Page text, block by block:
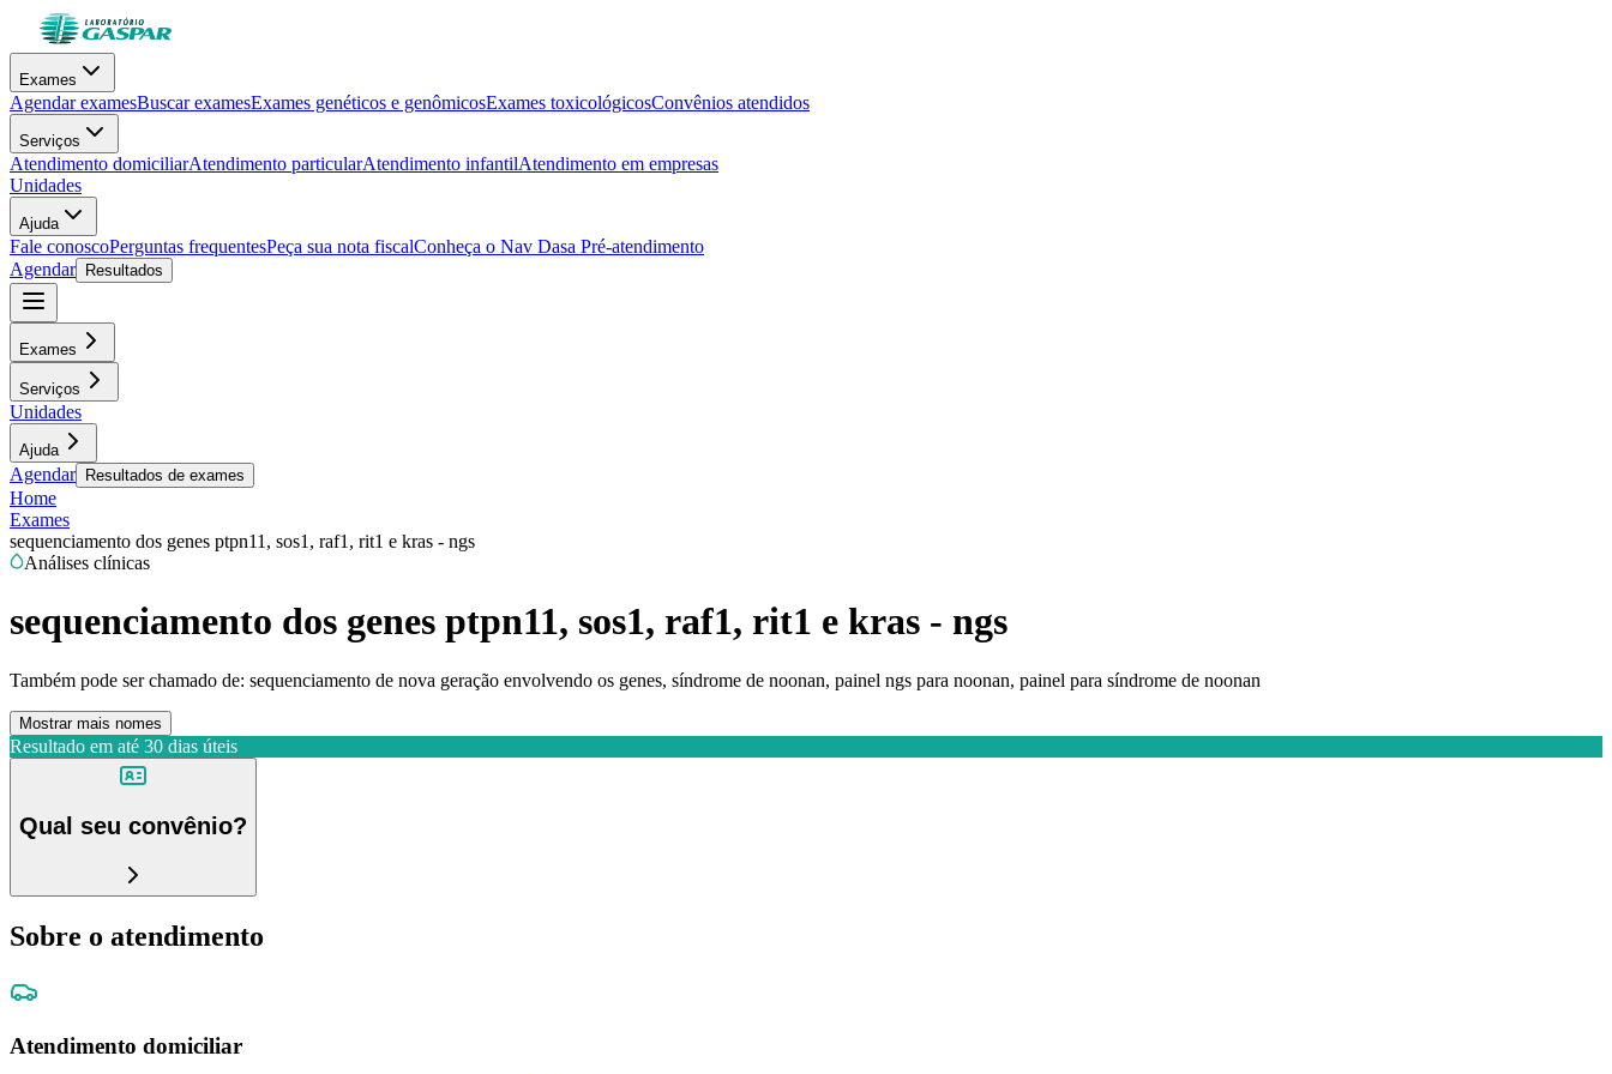
Exames
Agendar examesBuscar examesExames genéticos e genômicosExames toxicológicosConvênios atendidos
Serviços
Atendimento domiciliarAtendimento particularAtendimento infantilAtendimento em empresas
Unidades
Ajuda
Fale conoscoPerguntas frequentesPeça sua nota fiscalConheça o Nav Dasa Pré-atendimento
Agendar
Resultados
Exames
Serviços
Unidades
Ajuda
Agendar Resultados de exames
Home
Exames
sequenciamento dos genes ptpn11, sos1, raf1, rit1 e kras - ngs
Análises clínicas
sequenciamento dos genes ptpn11, sos1, raf1, rit1 e kras - ngs
Também pode ser chamado de: sequenciamento de nova geração envolvendo os genes, síndrome de noonan, painel ngs para noonan, painel para síndrome de noonan
Mostrar mais nomes
Resultado em até 30 dias úteis
Qual seu convênio?
Sobre o atendimento
Atendimento domiciliar